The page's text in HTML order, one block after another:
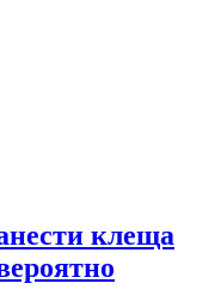
клеща